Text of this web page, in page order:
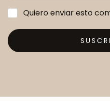
Quiero enviar esto